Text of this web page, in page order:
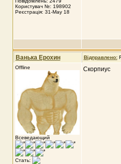
Користувач №: 198902
Реєстрація: 31-May 18
Ванька Ерохин Відправлено:
Offline
Всеведающий
Стать:
Скорпиус